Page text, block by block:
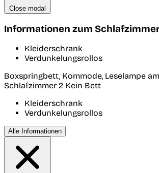
Close modal
Informationen zum
Kleiderschrank
Verdunkelungsrollos
Boxspringbett, Kommode, Leselampe
Schlafzimmer 2 Kein Bett
Kleiderschrank
Verdunkelungsrollos
Alle Informationen